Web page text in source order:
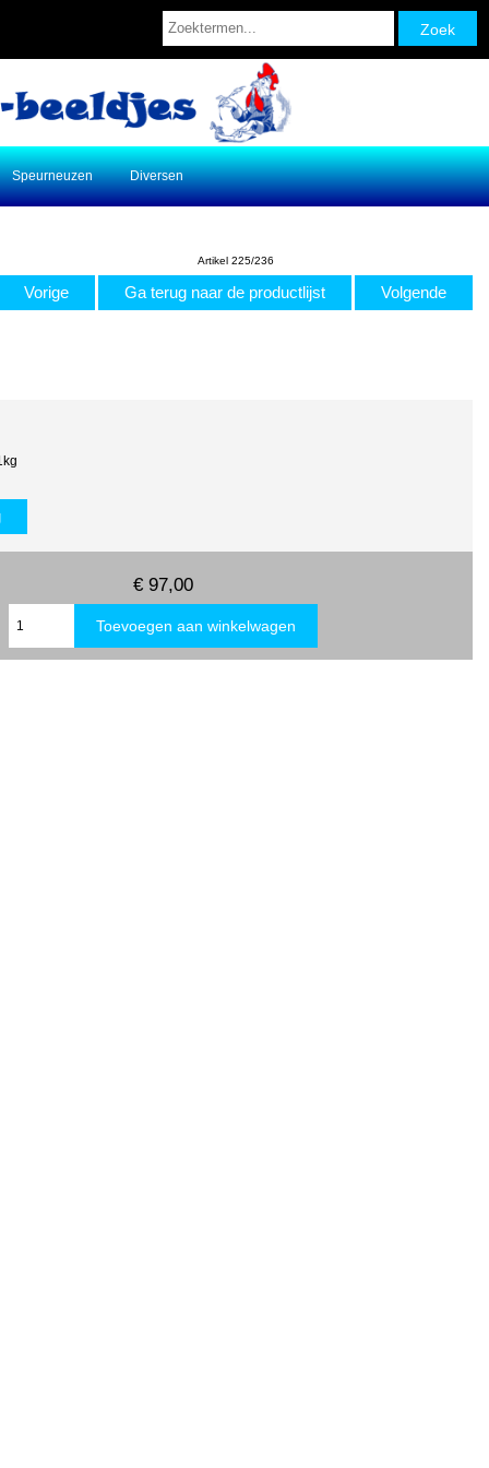
Speurneuzen Diversen
Artikel 225/236
Vorige Ga terug naar de productlijst Volgende
€ 97,00